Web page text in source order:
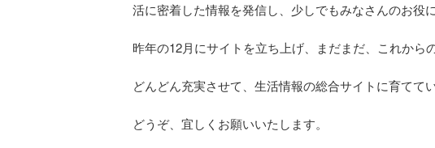
活に密着した情報を発信し、少しでもみなさんのお役
昨年の12月にサイトを立ち上げ、まだまだ、これから
どんどん充実させて、生活情報の総合サイトに育てて
どうぞ、宜しくお願いいたします。